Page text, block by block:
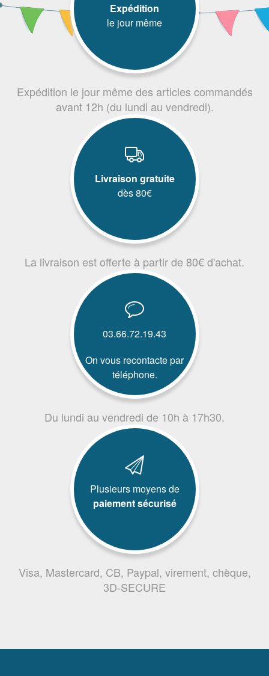
Expédition
le jour même
Expédition le jour même des articles commandés
avant 12h (du lundi au vendredi).
Livraison gratuite
dès 80€
La livraison est offerte à partir de 80€ d'achat.
03.66.72.19.43
On vous recontacte par
téléphone.
Du lundi au vendredi de 10h à 17h30.
Plusieurs moyens de
paiement sécurisé
Visa, Mastercard, CB, Paypal, virement, chèque,
3D-SECURE